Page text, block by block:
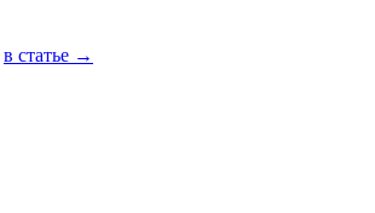
в статье →